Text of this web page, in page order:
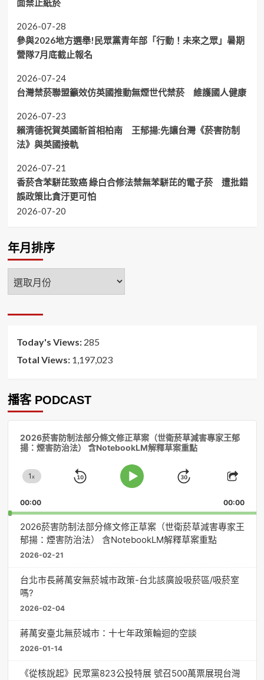
面禁止紙菸
2026-07-28
參與2026地方選舉!民眾黨青年部「行動！未來之眾」暑期
營隊7月底截止報名
2026-07-24
台灣禁菸聯盟籲效仿英國推動無煙世代禁菸 維護國人健康
2026-07-23
賴清德祝賀英國新首相柏南 王郁揚:先讓台灣《菸害防制
法》與英國接軌
2026-07-21
香菸含苯駢芘致癌 綠白合修法禁無苯駢芘的電子菸 遭批錯
誤政策比貪汙更可怕
2026-07-20
年月排序
年
月
Today's Views: 285
Total Views: 1,197,023
播客 PODCAST
2026菸害防制法部分條文修正草案（世衛菸草減害專家王郁
揚：煙害防治法） 含NotebookLM解釋草案重點
Change
Rate
1x
Skip
Play
Jump
Forward
Share
00:00 00:00
2026菸害防制法部分條文修正草案（世衛菸草減害專家王
郁揚：煙害防治法） 含NotebookLM解釋草案重點
2026-02-21
台北市長蔣萬安無菸城市政策-台北該廣設吸菸區/吸菸室
嗎?
2026-02-04
蔣萬安臺北無菸城市：十七年政策輪迴的空談
2026-01-14
《從核說起》民眾黨823公投特展 號召500萬票展現台灣